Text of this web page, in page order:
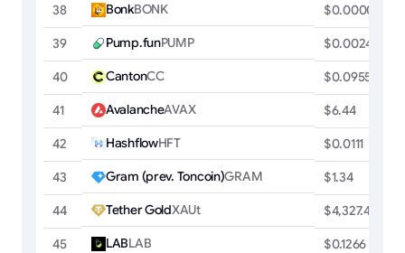
38 BonkBONK $0.00000248
39 Pump.funPUMP $0.00247726
40 CantonCC $0.0955
41 AvalancheAVAX $6.44
42 HashflowHFT $0.0111
43 Gram (prev. Toncoin)GRAM $1.34
44 Tether GoldXAUt $4,327.46
45 LABLAB $0.1266